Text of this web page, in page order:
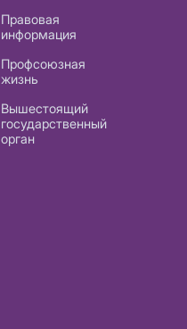
Правовая
информация
Профсоюзная
жизнь
Вышестоящий
государственный
орган